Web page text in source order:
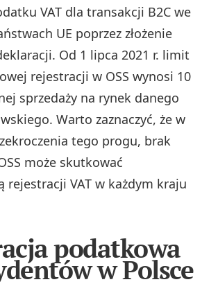
VAT dla transakcji B2C we
UE poprzez złożenie
Od 1 lipca 2021 r. limit
rejestracji w OSS wynosi 10
sprzedaży na rynek danego
Warto zaznaczyć, że w
tego progu, brak
może skutkować
rejestracji VAT w każdym kraju
podatkowa
w Polsce